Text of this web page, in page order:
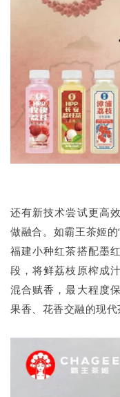
还有新技术尝试更高
做融合。如霸王茶姬的
福建小种红茶搭配墨
段，将鲜荔枝原榨成
混合赋香，最大程度
果香、花香交融的现代